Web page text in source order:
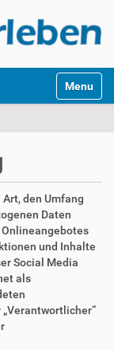
Toggle
den Umfang
Daten
Onlineangebotes
und Inhalte
Social Media
als